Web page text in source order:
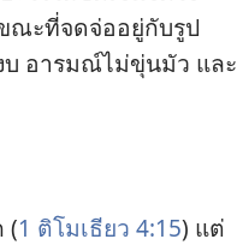
ณะที่จดจ่ออยู่กับรูป
บ อารมณ์ไม่ขุ่นมัว และ
(1 ติโมเธียว 4:15) แต่